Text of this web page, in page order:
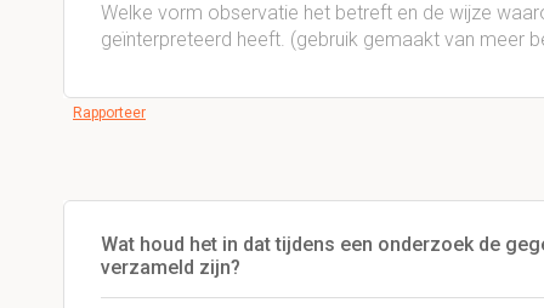
Welke vorm observatie het betreft en de wijze
geïnterpreteerd heeft. (gebruik gemaakt van meer
Rapporteer
Wat houd het in dat tijdens een onderzoek de
verzameld zijn?